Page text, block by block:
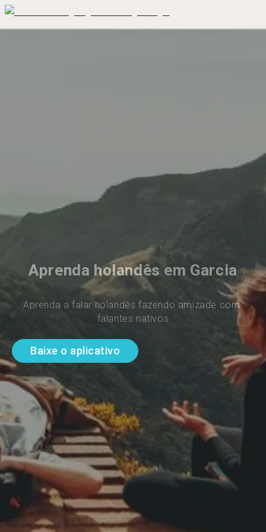
Aprenda holandês em Garcia
Aprenda a falar holandês fazendo amizade com
falantes nativos
Baixe o aplicativo